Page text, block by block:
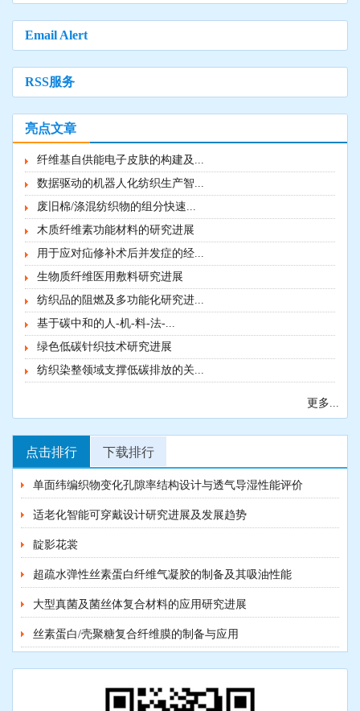
Email Alert
RSS服务
亮点文章
纤维基自供能电子皮肤的构建及...
数据驱动的机器人化纺织生产智...
废旧棉/涤混纺织物的组分快速...
木质纤维素功能材料的研究进展
用于应对疝修补术后并发症的经...
生物质纤维医用敷料研究进展
纺织品的阻燃及多功能化研究进...
基于碳中和的人-机-料-法-...
绿色低碳针织技术研究进展
纺织染整领域支撑低碳排放的关...
更多...
点击排行 下载排行
单面纬编织物变化孔隙率结构设计与透气导湿性能评价
适老化智能可穿戴设计研究进展及发展趋势
靛影花裳
超疏水弹性丝素蛋白纤维气凝胶的制备及其吸油性能
大型真菌及菌丝体复合材料的应用研究进展
丝素蛋白/壳聚糖复合纤维膜的制备与应用